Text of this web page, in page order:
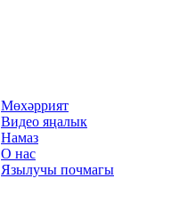
Мөхәррият
Видео яңалык
Намаз
О нас
Язылучы почмагы